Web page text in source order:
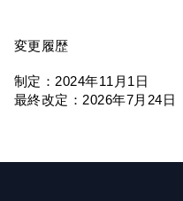
変更履歴
制定：2024年11月1日
最終改定：2026年7月24日